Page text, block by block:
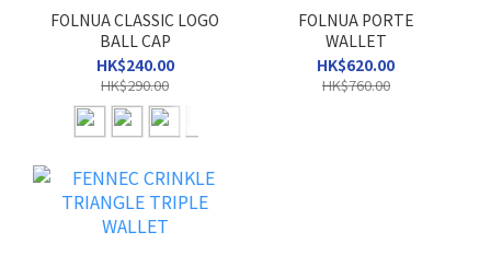
FOLNUA CLASSIC LOGO
BALL CAP
HK$240.00
HK$290.00
FOLNUA PORTE
WALLET
HK$620.00
HK$760.00